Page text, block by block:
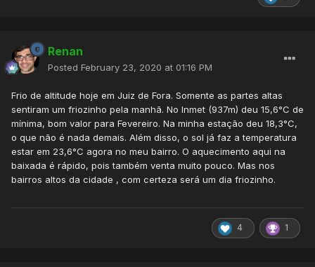
Renan
Posted February 23, 2020 at 01:16 PM
Frio de altitude hoje em Juiz de Fora. Somente as partes altas
sentiram um friozinho pela manhã. No Inmet (937m) deu 15,6°C de
mínima, bom valor para Fevereiro. Na minha estação deu 18,3°C,
o que não é nada demais. Além disso, o sol já faz a temperatura
estar em 23,6°C agora no meu bairro. O aquecimento aqui na
baixada é rápido, pois também venta muito pouco. Mas nos
bairros altos da cidade , com certeza será um dia friozinho.
4 1